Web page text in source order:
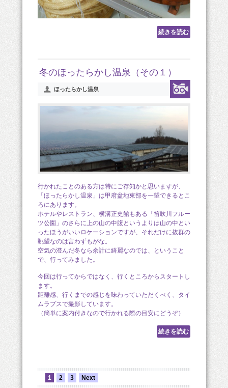
続きを読む
冬のほったらかし温泉（その１）
ほったらかし温泉
行かれたことのある方は特にご存知かと思いますが、
「ほったらかし温泉」は甲府盆地東部を一望できるとこ
ろにあります。
ホテルやレストラン、横溝正史館もある「笛吹川フルー
ツ公園」のさらに上の山の中腹というよりは山の中とい
ったほうがいいロケーションですが、それだけに抜群の
眺望なのは言わずもがな。
空気の澄んだ冬なら余計に綺麗なのでは、ということ
で、行ってみました。
今回は行ってからではなく、行くところからスタートし
ます。
距離感、行くまでの感じを味わっていただくべく、タイ
ムラプスで撮影しています。
（簡単に案内付きなので行かれる際の目安にどうぞ）
続きを読む
1 2 3 Next